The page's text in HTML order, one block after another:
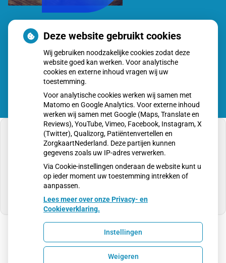
Uw
Zorg
Online
U heeft geen toestemming gegeven voor
externe inhoud die nodig is om dit te zien.
Cookie-instellingen wijzigen
Uw Zorg Online
Deze website gebruikt cookies
Wij gebruiken noodzakelijke cookies zodat deze
website goed kan werken. Voor analytische
cookies en externe inhoud vragen wij uw
toestemming.
Voor analytische cookies werken wij samen met
Matomo en Google Analytics. Voor externe inhoud
werken wij samen met Google (Maps, Translate en
Reviews), YouTube, Vimeo, Facebook, Instagram, X
(Twitter), Qualizorg, Patiëntenvertellen en
ZorgkaartNederland. Deze partijen kunnen
gegevens zoals uw IP-adres verwerken.
Via Cookie-instellingen onderaan de website kunt u
op ieder moment uw toestemming intrekken of
aanpassen.
Lees meer over onze Privacy- en
Cookieverklaring.
Instellingen
Weigeren